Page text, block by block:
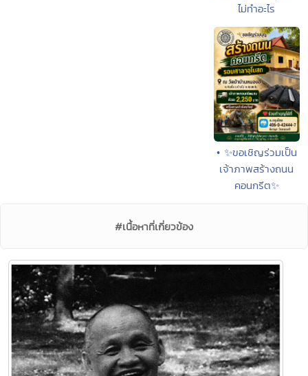
ไม่ทำอะไร
• ✨ขอเชิญร่วมเป็น
เจ้าภาพสร้างถนน
คอนกรีต✨
#เนื้อหาที่เกี่ยวข้อง